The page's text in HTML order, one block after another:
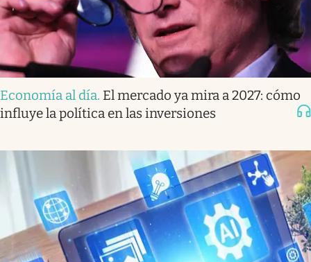
Economía al día. El mercado ya mira a 2027: cómo
influye la política en las inversiones